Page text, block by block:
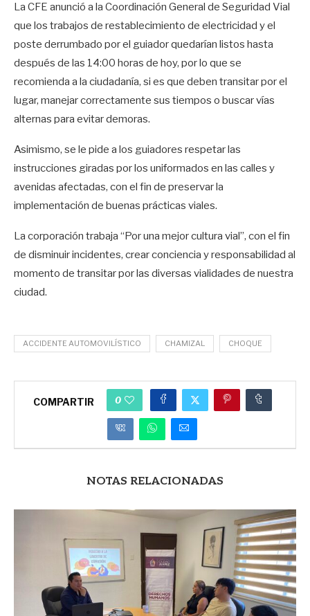
La CFE anunció a la Coordinación General de Seguridad Vial
que los trabajos de restablecimiento de electricidad y el
poste derrumbado por el guiador quedarían listos hasta
después de las 14:00 horas de hoy, por lo que se
recomienda a la ciudadanía, si es que deben transitar por el
lugar, manejar correctamente sus tiempos o buscar vías
alternas para evitar demoras.
Asimismo, se le pide a los guiadores respetar las
instrucciones giradas por los uniformados en las calles y
avenidas afectadas, con el fin de preservar la
implementación de buenas prácticas viales.
La corporación trabaja “Por una mejor cultura vial”, con el fin
de disminuir incidentes, crear conciencia y responsabilidad al
momento de transitar por las diversas vialidades de nuestra
ciudad.
ACCIDENTE AUTOMOVILÍSTICO CHAMIZAL CHOQUE
COMPARTIR 0
NOTAS RELACIONADAS